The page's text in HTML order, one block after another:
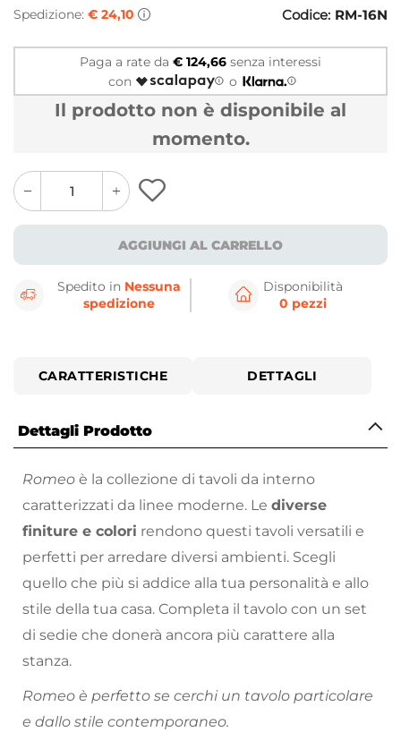
Spedizione: € 24,10 Codice: RM-16N
Paga a rate da € 124,66 senza interessi
con
o
Il prodotto non è disponibile al
momento.
quantity
button
quantity
minus
button
AGGIUNGI AL CARRELLO
Spedito in Nessuna
spedizione
Disponibilità
0 pezzi
CARATTERISTICHE DETTAGLI
Dettagli Prodotto
Romeo è la collezione di tavoli da interno
caratterizzati da linee moderne. Le diverse
finiture e colori rendono questi tavoli versatili e
perfetti per arredare diversi ambienti. Scegli
quello che più si addice alla tua personalità e allo
stile della tua casa. Completa il tavolo con un set
di sedie che donerà ancora più carattere alla
stanza.
Romeo è perfetto se cerchi un tavolo particolare
e dallo stile contemporaneo.